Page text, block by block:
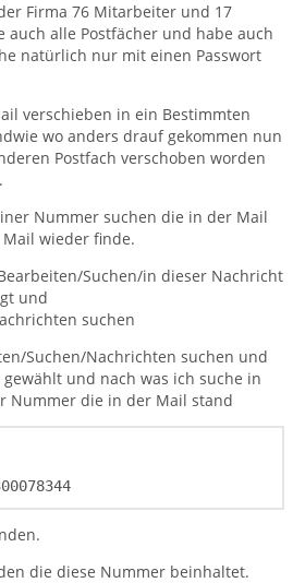
Firma 76 Mitarbeiter und 17
auch alle Postfächer und habe auch
natürlich nur mit einen Passwort
verschieben in ein Bestimmten
wo anders drauf gekommen nun
Postfach verschoben worden
Nummer suchen die in der Mail
wieder finde.
Suchen/in dieser Nachricht
und
suchen
Suchen/Nachrichten suchen und
und nach was ich suche in
Nummer die in der Mail stand
die diese Nummer beinhaltet.